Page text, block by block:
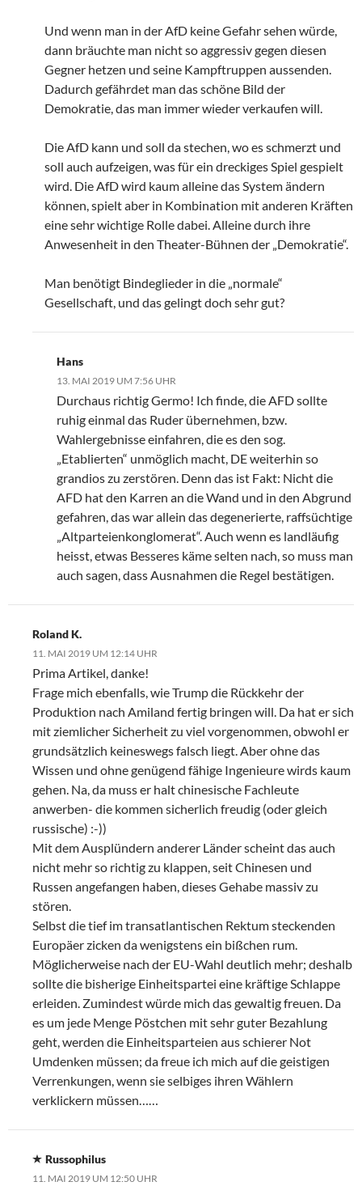
Und wenn man in der AfD keine Gefahr sehen würde,
dann bräuchte man nicht so aggressiv gegen diesen
Gegner hetzen und seine Kampftruppen aussenden.
Dadurch gefährdet man das schöne Bild der
Demokratie, das man immer wieder verkaufen will.
Die AfD kann und soll da stechen, wo es schmerzt und
soll auch aufzeigen, was für ein dreckiges Spiel gespielt
wird. Die AfD wird kaum alleine das System ändern
können, spielt aber in Kombination mit anderen Kräften
eine sehr wichtige Rolle dabei. Alleine durch ihre
Anwesenheit in den Theater-Bühnen der „Demokratie“.
Man benötigt Bindeglieder in die „normale“
Gesellschaft, und das gelingt doch sehr gut?
Hans
13. MAI 2019 UM 7:56 UHR
Durchaus richtig Germo! Ich finde, die AFD sollte
ruhig einmal das Ruder übernehmen, bzw.
Wahlergebnisse einfahren, die es den sog.
„Etablierten“ unmöglich macht, DE weiterhin so
grandios zu zerstören. Denn das ist Fakt: Nicht die
AFD hat den Karren an die Wand und in den Abgrund
gefahren, das war allein das degenerierte, raffsüchtige
„Altparteienkonglomerat“. Auch wenn es landläufig
heisst, etwas Besseres käme selten nach, so muss man
auch sagen, dass Ausnahmen die Regel bestätigen.
Roland K.
11. MAI 2019 UM 12:14 UHR
Prima Artikel, danke!
Frage mich ebenfalls, wie Trump die Rückkehr der
Produktion nach Amiland fertig bringen will. Da hat er sich
mit ziemlicher Sicherheit zu viel vorgenommen, obwohl er
grundsätzlich keineswegs falsch liegt. Aber ohne das
Wissen und ohne genügend fähige Ingenieure wirds kaum
gehen. Na, da muss er halt chinesische Fachleute
anwerben- die kommen sicherlich freudig (oder gleich
russische) :-))
Mit dem Ausplündern anderer Länder scheint das auch
nicht mehr so richtig zu klappen, seit Chinesen und
Russen angefangen haben, dieses Gehabe massiv zu
stören.
Selbst die tief im transatlantischen Rektum steckenden
Europäer zicken da wenigstens ein bißchen rum.
Möglicherweise nach der EU-Wahl deutlich mehr; deshalb
sollte die bisherige Einheitspartei eine kräftige Schlappe
erleiden. Zumindest würde mich das gewaltig freuen. Da
es um jede Menge Pöstchen mit sehr guter Bezahlung
geht, werden die Einheitsparteien aus schierer Not
Umdenken müssen; da freue ich mich auf die geistigen
Verrenkungen, wenn sie selbiges ihren Wählern
verklickern müssen……
Russophilus
11. MAI 2019 UM 12:50 UHR